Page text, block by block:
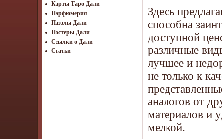
Карты Таро Дали
Парфюмерия
Паззлы Дали
Постеры Дали
Ссылки о Дали
Статьи
Здесь
способна
доступной
различные
лучшее и
не только к
аналогов от
материалов и
мелкой.